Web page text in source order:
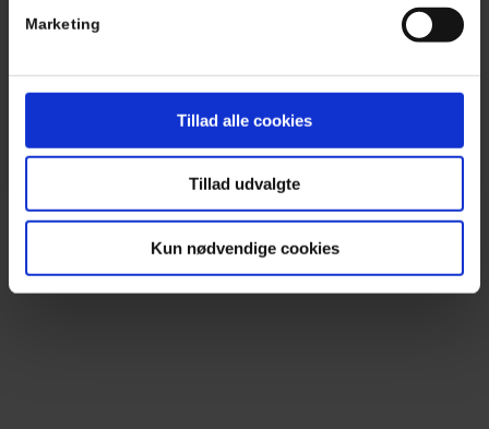
Marketing
Tillad alle cookies
Tillad udvalgte
Kun nødvendige cookies